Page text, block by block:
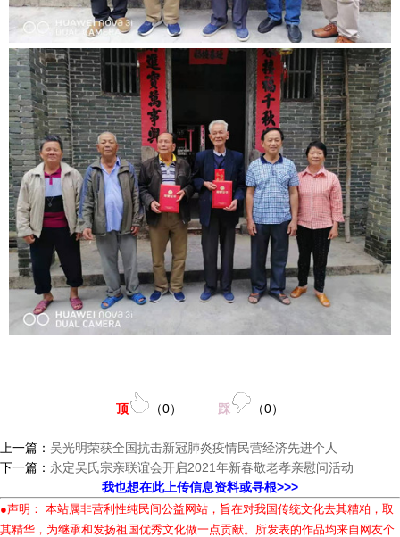
顶 （0） 踩 （0）
上一篇： 吴光明荣获全国抗击新冠肺炎疫情民营经济先进个人
下一篇： 永定吴氏宗亲联谊会开启2021年新春敬老孝亲慰问活动
我也想在此上传信息资料或寻根>>>
●声明： 本站属非营利性纯民间公益网站，旨在对我国传统文化去其糟粕，取
其精华，为继承和发扬祖国优秀文化做一点贡献。所发表的作品均来自网友个